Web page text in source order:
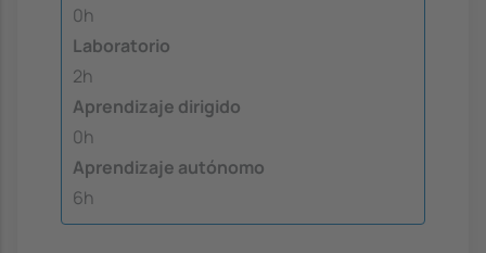
0h
Laboratorio
2h
Aprendizaje dirigido
0h
Aprendizaje autónomo
6h